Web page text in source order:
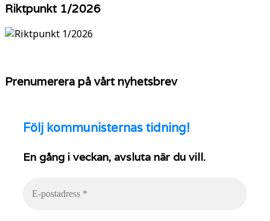
Riktpunkt 1/2026
Prenumerera på vårt nyhetsbrev
Följ kommunisternas tidning!
En gång i veckan, avsluta när du vill.